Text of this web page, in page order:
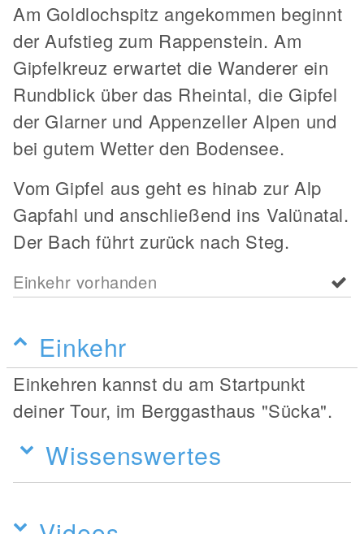
Am Goldlochspitz angekommen beginnt
der Aufstieg zum Rappenstein. Am
Gipfelkreuz erwartet die Wanderer ein
Rundblick über das Rheintal, die Gipfel
der Glarner und Appenzeller Alpen und
bei gutem Wetter den Bodensee.
Vom Gipfel aus geht es hinab zur Alp
Gapfahl und anschließend ins Valünatal.
Der Bach führt zurück nach Steg.
Einkehr vorhanden
Einkehr
Einkehren kannst du am Startpunkt
deiner Tour, im Berggasthaus "Sücka".
Wissenswertes